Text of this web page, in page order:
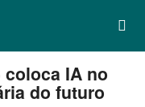
IA no
do futuro